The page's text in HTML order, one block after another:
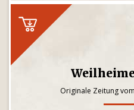
Originale Zeitung